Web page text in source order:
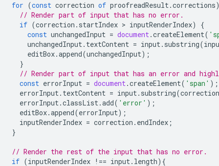
for (const correction of proofreadResult.corrections
// Render part of input that has no error.
if (correction . startIndex > inputRenderIndex)
{
const unchangedInput = document.createElement(
unchangedInput. textContent = input. substring(
editBox.append(unchangedInput);
}
// Render part of input that has an error and
const errorInput = document.createElement( 'span' );
errorInput. textContent = input. substring(correction
errorInput.classList.add( 'error' );
editBox.append(errorInput);
inputRenderIndex = correction . endIndex ;
}
// Render the rest of the input that has no error.
if (inputRenderIndex !== input. length){